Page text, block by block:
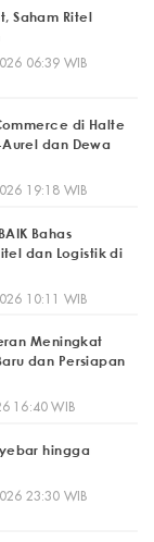
Saham Ritel
06:39 WIB
di Halte
Aurel dan Dewa
19:18 WIB
Bahas
dan Logistik di
10:11 WIB
Meningkat
dan Persiapan
16:40 WIB
hingga
23:30 WIB